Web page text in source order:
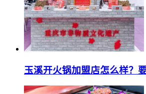
玉溪开火锅加盟店怎么样？